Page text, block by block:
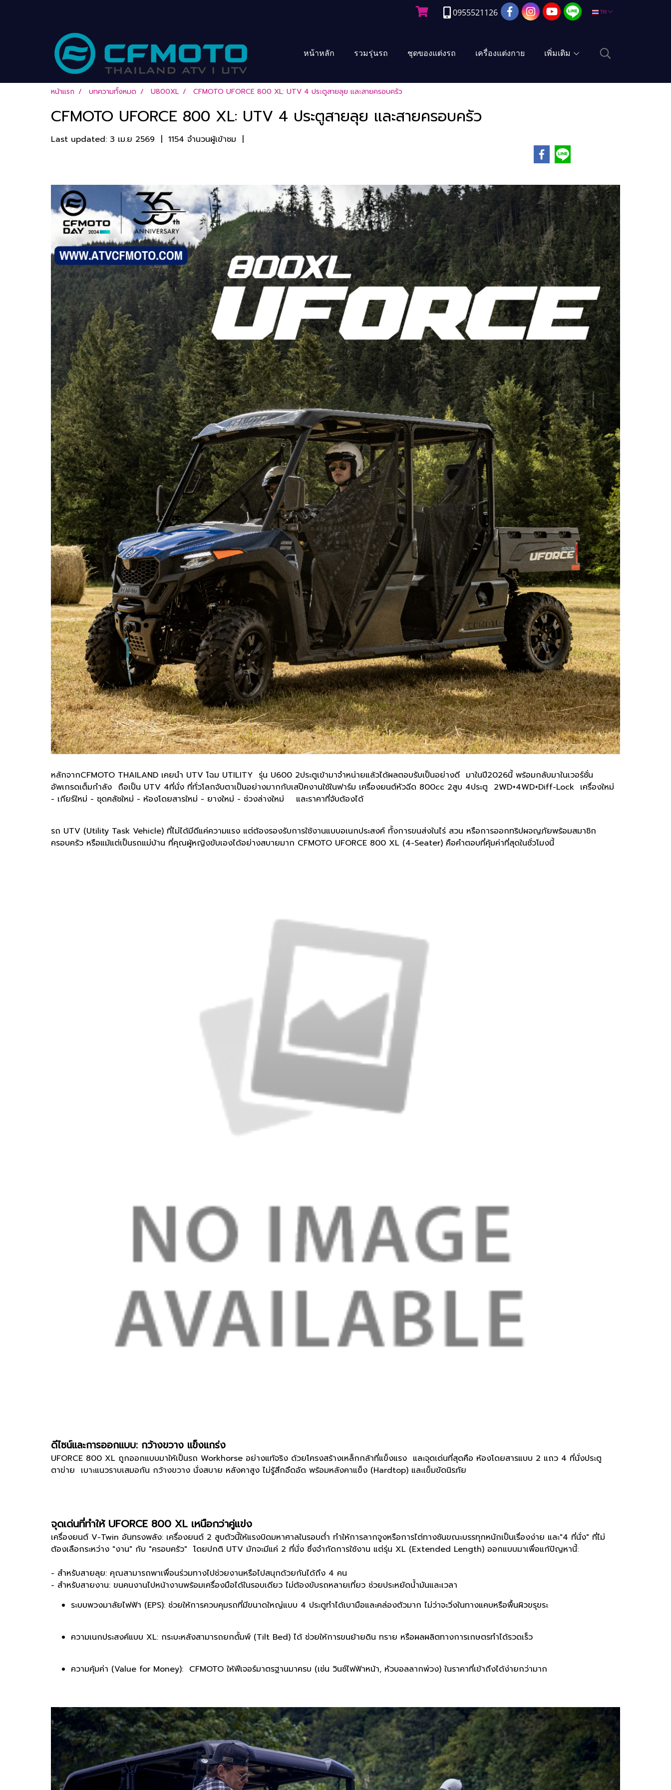
0955521126 TH
หน้าหลัก รวมรุ่นรถ ชุดของแต่งรถ เครื่องแต่งกาย เพิ่มเติม
หน้าแรก บทความทั้งหมด U800XL CFMOTO UFORCE 800 XL: UTV 4 ประตูสายลุย และสายครอบครัว
CFMOTO UFORCE 800 XL: UTV 4 ประตูสายลุย และสายครอบครัว
Last updated: 3 เม.ย 2569 | 1154 จำนวนผู้เข้าชม |
หลักจากCFMOTO THAILAND เคยนำ UTV โฉม UTILITY รุ่น U600 2ประตูเข้ามาจำหน่ายแล้วได้ผลตอบรับเป็นอย่างดี มาในปี2026นี้ พร้อมกลับมาในเวอร์ชั่น
อัพเกรดเต็มกำลัง ถือเป็น UTV 4ที่นั่ง ที่ทั่วโลกจับตาเป็นอย่างมากกับเสป๊คงานใช้ในฟาร์ม เครื่องยนต์หัวฉีด 800cc 2สูบ 4ประตู 2WD+4WD+Diff-Lock เครื่องใหม่
- เกียร์ใหม่ - ชุดคลัชใหม่ - ห้องโดยสารใหม่ - ยางใหม่ - ช่วงล่างใหม่ และราคาที่จับต้องได้
รถ UTV (Utility Task Vehicle) ที่ไม่ได้มีดีแค่ความแรง แต่ต้องรองรับการใช้งานแบบอเนกประสงค์ ทั้งการขนส่งในไร่ สวน หรือการออกทริปผจญภัยพร้อมสมาชิก
ครอบครัว หรือแม้แต่เป็นรถแม่บ้าน ที่คุณผู้หญิงขับเองได้อย่างสบายมาก CFMOTO UFORCE 800 XL (4-Seater) คือคำตอบที่คุ้มค่าที่สุดในชั่วโมงนี้
ดีไซน์และการออกแบบ: กว้างขวาง แข็งแกร่ง
UFORCE 800 XL ถูกออกแบบมาให้เป็นรถ Workhorse อย่างแท้จริง ด้วยโครงสร้างเหล็กกล้าที่แข็งแรง และจุดเด่นที่สุดคือ ห้องโดยสารแบบ 2 แถว 4 ที่นั่งประตู
ตาข่าย เบาะแนวราบเสมอกัน กว้างขวาง นั่งสบาย หลังคาสูง ไม่รู้สึกอึดอัด พร้อมหลังคาแข็ง (Hardtop) และเข็มขัดนิรภัย
จุดเด่นที่ทำให้ UFORCE 800 XL เหนือกว่าคู่แข่ง
เครื่องยนต์ V-Twin อันทรงพลัง: เครื่องยนต์ 2 สูบตัวนี้ให้แรงบิดมหาศาลในรอบต่ำ ทำให้การลากจูงหรือการไต่ทางชันขณะบรรทุกหนักเป็นเรื่องง่าย และ"4 ที่นั่ง" ที่ไม่
ต้องเลือกระหว่าง "งาน" กับ "ครอบครัว" โดยปกติ UTV มักจะมีแค่ 2 ที่นั่ง ซึ่งจำกัดการใช้งาน แต่รุ่น XL (Extended Length) ออกแบบมาเพื่อแก้ปัญหานี้:
- สำหรับสายลุย: คุณสามารถพาเพื่อนร่วมทางไปช่วยงานหรือไปสนุกด้วยกันได้ถึง 4 คน
- สำหรับสายงาน: ขนคนงานไปหน้างานพร้อมเครื่องมือได้ในรอบเดียว ไม่ต้องขับรถหลายเที่ยว ช่วยประหยัดน้ำมันและเวลา
ระบบพวงมาลัยไฟฟ้า (EPS): ช่วยให้การควบคุมรถที่มีขนาดใหญ่แบบ 4 ประตูทำได้เบามือและคล่องตัวมาก ไม่ว่าจะวิ่งในทางแคบหรือพื้นผิวขรุขระ
ความเนกประสงค์แบบ XL: กระบะหลังสามารถยกดั้มพ์ (Tilt Bed) ได้ ช่วยให้การขนย้ายดิน ทราย หรือผลผลิตทางการเกษตรทำได้รวดเร็ว
ความคุ้มค่า (Value for Money): CFMOTO ให้ฟีเจอร์มาตรฐานมาครบ (เช่น วินซ์ไฟฟ้าหน้า, หัวบอลลากพ่วง) ในราคาที่เข้าถึงได้ง่ายกว่ามาก